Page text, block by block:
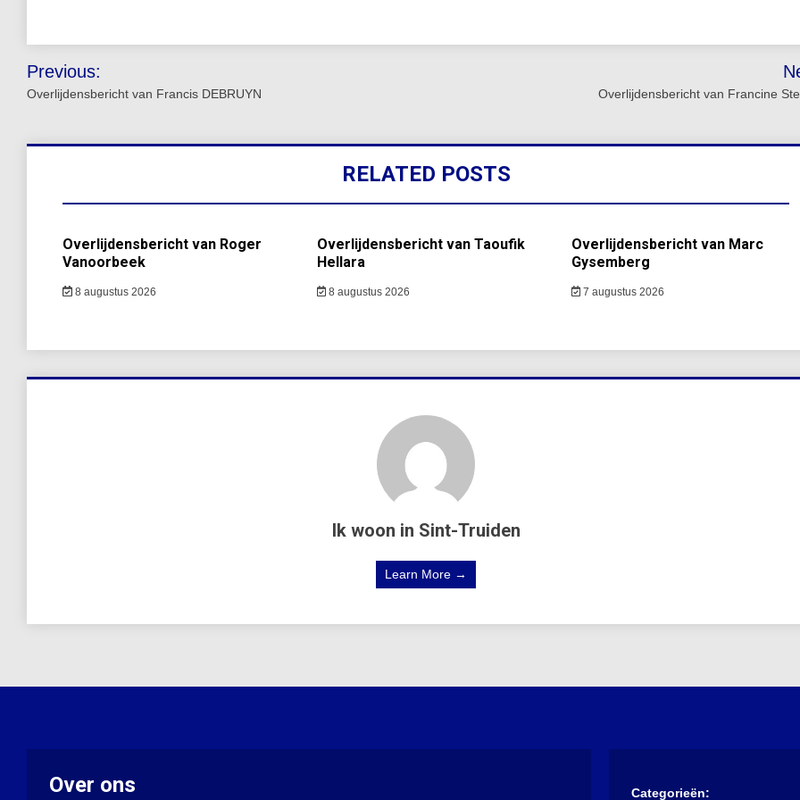
Bericht
navigatie
Previous:
Overlijdensbericht van Francis DEBRUYN Overlijdensbericht van Francine
RELATED POSTS
Overlijdensbericht van Roger
Vanoorbeek
8 augustus 2026
Overlijdensbericht van Taoufik
Hellara
8 augustus 2026
Overlijdensbericht van Marc
Gysemberg
7 augustus 2026
Ik woon in Sint-Truiden
Learn More →
Over ons Categorieën: